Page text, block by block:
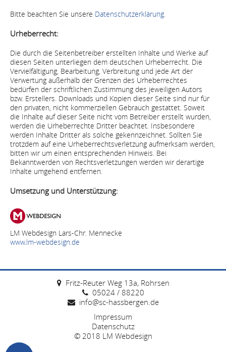
Bitte beachten Sie unsere Datenschutzerklärung.
Urheberrecht:
Die durch die Seitenbetreiber erstellten Inhalte und Werke auf
diesen Seiten unterliegen dem deutschen Urheberrecht. Die
Vervielfältigung, Bearbeitung, Verbreitung und jede Art der
Verwertung außerhalb der Grenzen des Urheberrechtes
bedürfen der schriftlichen Zustimmung des jeweiligen Autors
bzw. Erstellers. Downloads und Kopien dieser Seite sind nur für
den privaten, nicht kommerziellen Gebrauch gestattet. Soweit
die Inhalte auf dieser Seite nicht vom Betreiber erstellt wurden,
werden die Urheberrechte Dritter beachtet. Insbesondere
werden Inhalte Dritter als solche gekennzeichnet. Sollten Sie
trotzdem auf eine Urheberrechtsverletzung aufmerksam werden,
bitten wir um einen entsprechenden Hinweis. Bei
Bekanntwerden von Rechtsverletzungen werden wir derartige
Inhalte umgehend entfernen.
Umsetzung und Unterstützung:
LM Webdesign Lars-Chr. Mennecke
www.lm-webdesign.de
Fritz-Reuter Weg 13a, Rohrsen
05024 / 88220
info@sc-hassbergen.de
Impressum
Datenschutz
© 2018 LM Webdesign
Datenschutzerklärung